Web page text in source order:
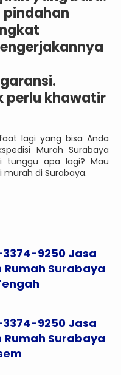
pindahan
perlu khawatir
lagi yang bisa Anda
Murah Surabaya
tunggu apa lagi? Mau
di Surabaya.
3374-9250 Jasa
Rumah Surabaya
3374-9250 Jasa
Rumah Surabaya